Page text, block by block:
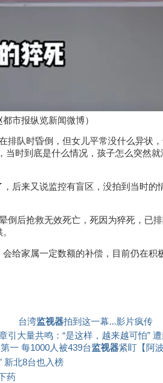
市报纵览新闻微博）
排队时昏倒，但女儿平常没什么异状
当时到底是什么情况，孩子怎么突然
后来又说监控有盲区，没拍到当时的
倒后抢救无效死亡，死因为猝死，已
给家属一定数额的补偿，目前仍在积
台湾监视器拍到这一幕...影片疯传
大量共鸣：“是这样，越来越可怕”
一 每1000人被439台监视器紧盯【阿
新北8台也入榜
药